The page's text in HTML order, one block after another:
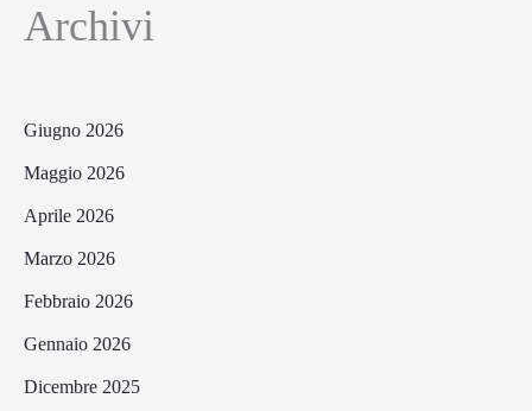
Archivi
Giugno 2026
Maggio 2026
Aprile 2026
Marzo 2026
Febbraio 2026
Gennaio 2026
Dicembre 2025